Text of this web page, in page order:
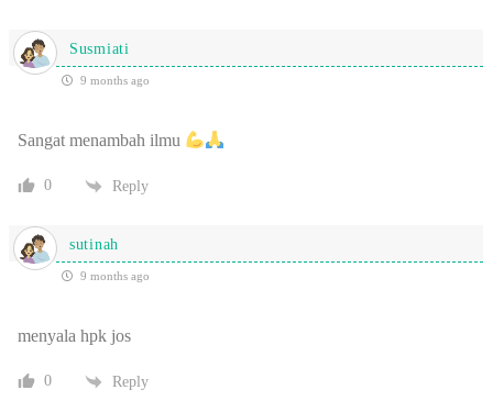
Susmiati
9 months ago
Sangat menambah ilmu
0 Reply
sutinah
9 months ago
menyala hpk jos
0 Reply